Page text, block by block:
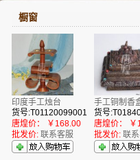
橱窗
印度手工烛台
货号:T01120099001
唐煌价：
￥168.00
批发价: 联系客服
手工铜制香
唐煌价：
批发价: 联